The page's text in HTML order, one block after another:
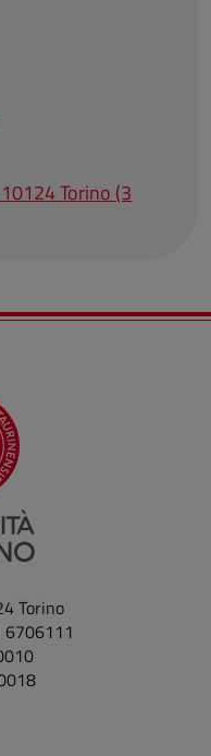
Torino (3
Torino
6706111